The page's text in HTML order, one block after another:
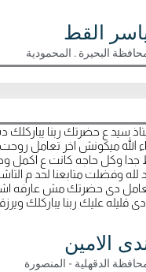
القط
البحيرة . المحمودية
سيد ع حضرتك ربنا يباركلك ده
ميكونش اخر تعامل روحت
وكل حاجه كانت ع اكمل وجه
وفضلت متابعنا لحد م
دى حضرتك مش عارفه اشكرك
عليك ربنا يباركلك ويرزقك
الامين
الدقهلية - المنصورة